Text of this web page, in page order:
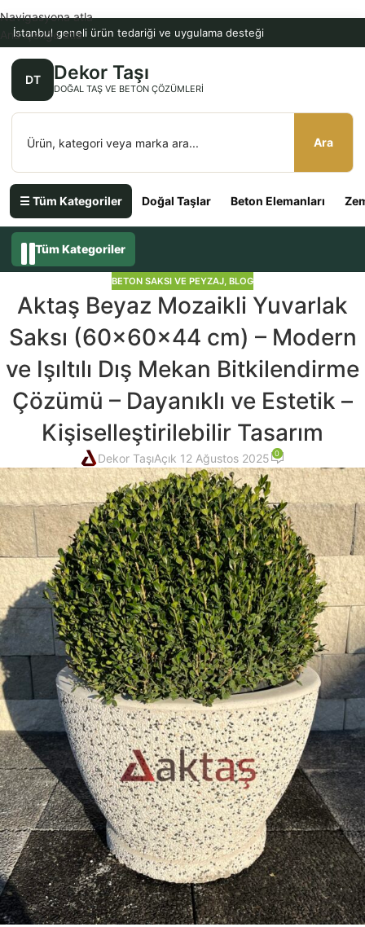
İstanbul geneli ürün tedariği ve uygulama desteği
DT Dekor Taşı
DOĞAL TAŞ VE BETON ÇÖZÜMLERI
Ara
☰ Tüm Kategoriler Doğal Taşlar Beton Elemanları
Navigasyona atla
Ana içeriğe atla
Tüm Kategoriler
BETON SAKSI VE PEYZAJ, BLOG
Aktaş Beyaz Mozaikli Yuvarlak
Saksı (60x60x44 cm) – Modern
ve Işıltılı Dış Mekan Bitkilendirme
Çözümü – Dayanıklı ve Estetik –
Kişiselleştirilebilir Tasarım
Dekor TaşıAçık 12 Ağustos 2025 0